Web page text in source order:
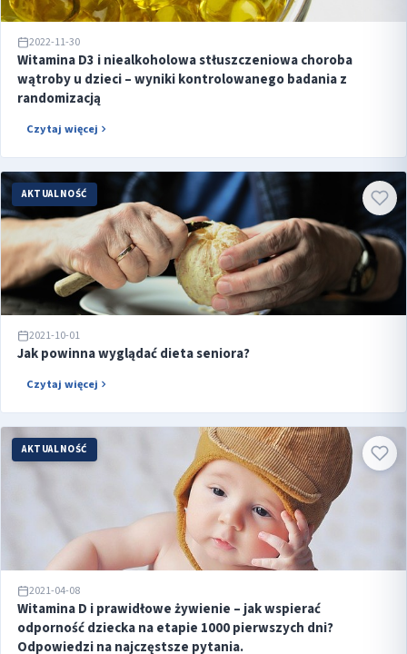
2022-11-30
Witamina D3 i niealkoholowa stłuszczeniowa choroba
wątroby u dzieci – wyniki kontrolowanego badania z
randomizacją
Czytaj więcej
AKTUALNOŚĆ
2021-10-01
Jak powinna wyglądać dieta seniora?
Czytaj więcej
AKTUALNOŚĆ
2021-04-08
Witamina D i prawidłowe żywienie – jak wspierać
odporność dziecka na etapie 1000 pierwszych dni?
Odpowiedzi na najczęstsze pytania.